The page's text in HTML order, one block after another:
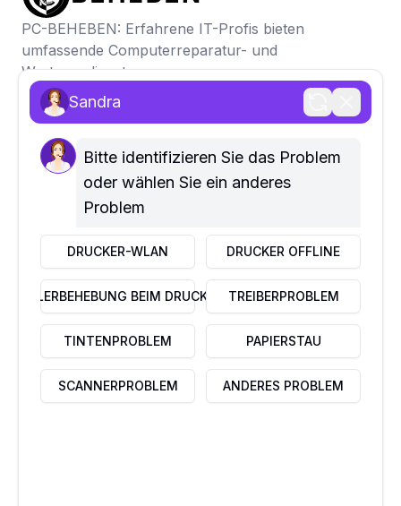
Sandra
Bitte identifizieren Sie das Problem
oder wählen Sie ein anderes
Problem
DRUCKER-WLAN DRUCKER OFFLINE
FEHLERBEHEBUNG BEIM DRUCKER TREIBERPROBLEM
TINTENPROBLEM PAPIERSTAU
SCANNERPROBLEM ANDERES PROBLEM
PC-BEHEBEN: Erfahrene IT-Profis bieten
umfassende Computerreparatur- und
Wartungsdienste
SCHNELLE LINKS
Über uns
Kontaktiere uns
UNTERNEHMEN
Datenschutzrichtlinie
Haftungsausschluss
Nutzungsbedingungen
FAQ
DIENSTLEISTUNGEN
Business IT Services
Home IT Services
In-store IT services